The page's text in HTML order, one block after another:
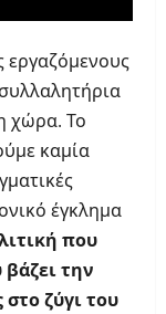
εργαζόμενους
χώρα. Το
καμία
έγκλημα
που
την
ζύγι του